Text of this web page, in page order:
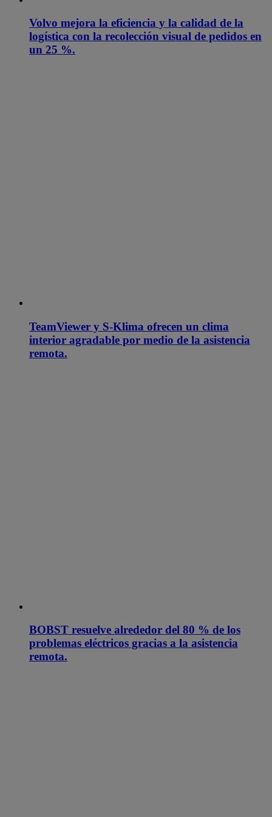
Volvo mejora la eficiencia y la calidad de la
logística con la recolección visual de pedidos en
un 25 %.
TeamViewer y S-Klima ofrecen un clima
interior agradable por medio de la asistencia
remota.
BOBST resuelve alrededor del 80 % de los
problemas eléctricos gracias a la asistencia
remota.